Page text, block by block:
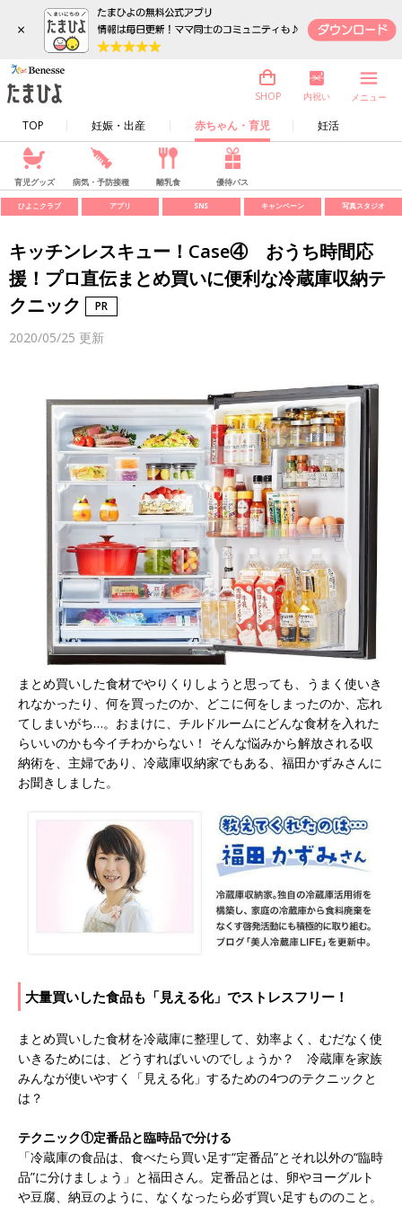
×
TOP 妊娠・出産 赤ちゃん・育児 妊活
SHOP 内祝い メニュー
育児グッズ 病気・予防接種 離乳食 優待パス
ひよこクラブ アプリ SNS キャンペーン 写真スタジオ
キッチンレスキュー！Case④ おうち時間応
援！プロ直伝まとめ買いに便利な冷蔵庫収納テ
クニック
2020/05/25 更新
まとめ買いした食材でやりくりしようと思っても、うまく使いき
れなかったり、何を買ったのか、どこに何をしまったのか、忘れ
てしまいがち…。おまけに、チルドルームにどんな食材を入れた
らいいのかも今イチわからない！ そんな悩みから解放される収
納術を、主婦であり、冷蔵庫収納家でもある、福田かずみさんに
お聞きしました。
大量買いした食品も「見える化」でストレスフリー！
まとめ買いした食材を冷蔵庫に整理して、効率よく、むだなく使
いきるためには、どうすればいいのでしょうか？ 冷蔵庫を家族
みんなが使いやすく「見える化」するための4つのテクニックと
は？
テクニック①定番品と臨時品で分ける
「冷蔵庫の食品は、食べたら買い足す“定番品”とそれ以外の“臨時
品”に分けましょう」と福田さん。定番品とは、卵やヨーグルト
や豆腐、納豆のように、なくなったら必ず買い足すもののこと。